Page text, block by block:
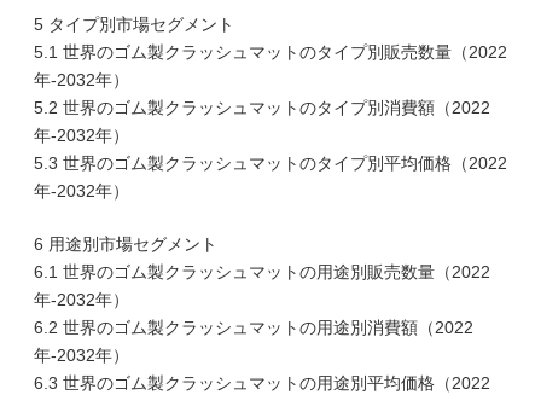
5 タイプ別市場セグメント
5.1 世界のゴム製クラッシュマットのタイプ別販売数量（2022
年-2032年）
5.2 世界のゴム製クラッシュマットのタイプ別消費額（2022
年-2032年）
5.3 世界のゴム製クラッシュマットのタイプ別平均価格（2022
年-2032年）
6 用途別市場セグメント
6.1 世界のゴム製クラッシュマットの用途別販売数量（2022
年-2032年）
6.2 世界のゴム製クラッシュマットの用途別消費額（2022
年-2032年）
6.3 世界のゴム製クラッシュマットの用途別平均価格（2022